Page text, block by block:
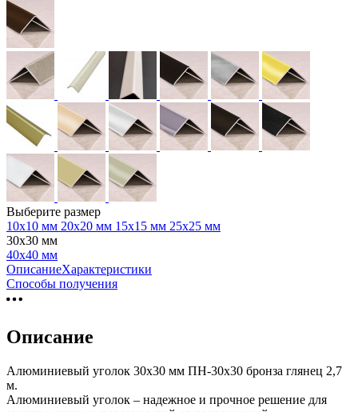
Выберите размер
10х10 мм 20х20 мм 15х15 мм 25х25 мм
30х30 мм
40х40 мм
ОписаниеХарактеристики
Способы получения
Описание
Алюминиевый уголок 30х30 мм ПН-30х30 бронза глянец 2,7
м.
Алюминиевый уголок – надежное и прочное решение для